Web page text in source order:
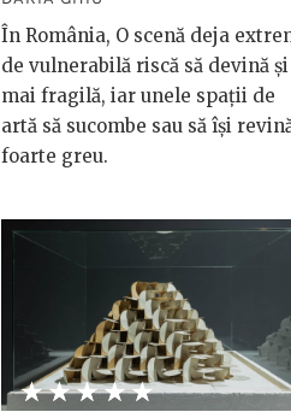
În România, O scenă deja
de vulnerabilă riscă să devină și
mai fragilă, iar unele spații de
artă să sucombe sau să își
foarte greu.
★★★★★
☆☆☆☆☆